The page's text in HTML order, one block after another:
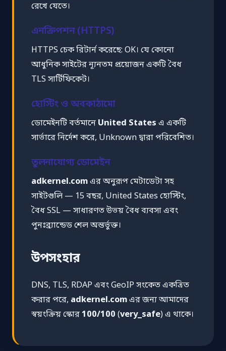
রেখে যেতে।
এনক্রিপশন (HTTPS)
HTTPS চেক রিটার্ন করেছে: OK। যে কোনো
আধুনিক সাইটের ন্যূনতম প্রয়োজন একটি বৈধ
TLS সার্টিফিকেট।
হোস্টিং ও অবকাঠামো
ডোমেইনটি বর্তমানে United States এ একটি
সার্ভারে নির্দেশ করে, Unknown দ্বারা পরিবেশিত।
তুলনাযোগ্য ডোমেইন
adkernel.comএর অনুরূপ মেটাডেটা সহ
সাইটগুলি — 15 বছর, United States হোস্টিং,
বৈধ SSL — সাধারণত উভয় বৈধ ব্যবসা এবং
পুনঃব্র্যান্ডেড শেল অন্তর্ভুক্ত।
উপসংহার
DNS, TLS, RDAP এবং GeoIP সংকেত একত্রিত
করার পরে, adkernel.comএর জন্য আমাদের
স্বয়ংক্রিয় স্কোর100/100 (very_safe) এ থাকে।